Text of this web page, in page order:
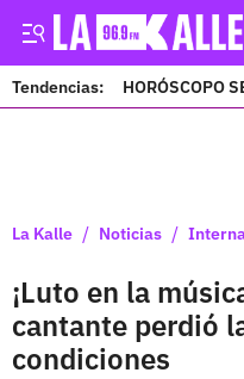
Tendencias: HORÓSCOPO
La Kalle / Noticias /
¡Luto en la
cantante perdió
condiciones